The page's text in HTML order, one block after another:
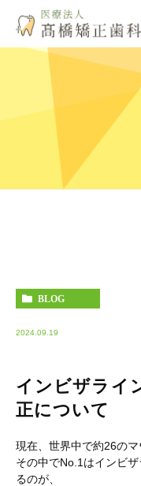
BLOG
2024.09.19
インビザライ
正について
現在、世界中で約26のマ
その中でNo.1はインビ
るのが、